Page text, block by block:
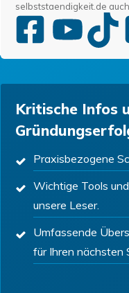
selbststaendigkeit.de
Kritische Infos
Praxisbezogene
Wichtige Tools
unsere Leser.
Umfassende
für Ihren nächsten